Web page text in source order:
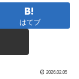
はてブ
2026.02.05